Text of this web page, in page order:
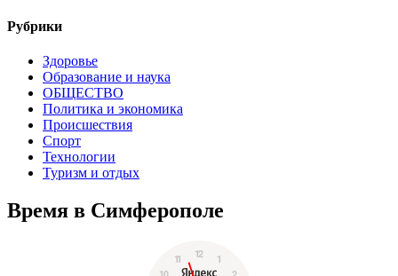
Рубрики
Здоровье
Образование и наука
ОБЩЕСТВО
Политика и экономика
Происшествия
Спорт
Технологии
Туризм и отдых
Время в Симферополе